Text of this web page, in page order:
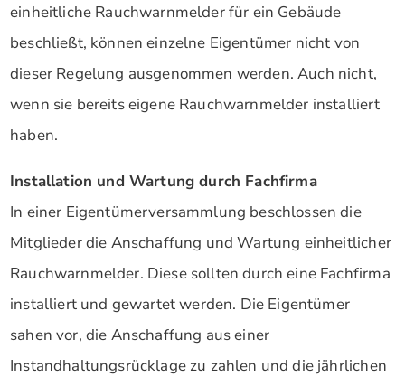
einheitliche Rauchwarnmelder für ein Gebäude
beschließt, können einzelne Eigentümer nicht von
dieser Regelung ausgenommen werden. Auch nicht,
wenn sie bereits eigene Rauchwarnmelder installiert
haben.
Installation und Wartung durch Fachfirma
In einer Eigentümerversammlung beschlossen die
Mitglieder die Anschaffung und Wartung einheitlicher
Rauchwarnmelder. Diese sollten durch eine Fachfirma
installiert und gewartet werden. Die Eigentümer
sahen vor, die Anschaffung aus einer
Instandhaltungsrücklage zu zahlen und die jährlichen